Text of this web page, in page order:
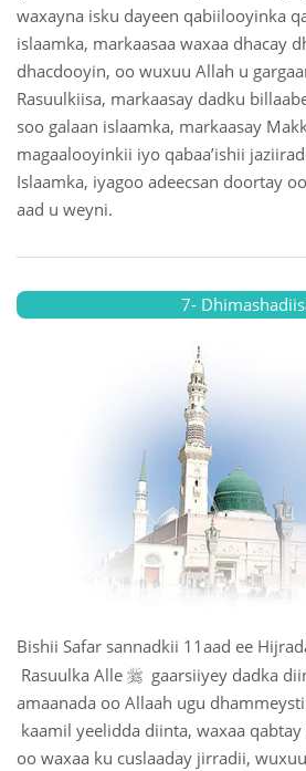
waxayna isku dayeen qabiilooyinka
islaamka, markaasaa waxaa dhacay
dhacdooyin, oo wuxuu Allah u
Rasuulkiisa, markaasay dadku
soo galaan islaamka, markaasay
magaalooyinkii iyo qabaa’ishii
Islaamka, iyagoo adeecsan doortay
aad u weyni.
7-
Bishii Safar sannadkii 11aad ee
Rasuulka Alle  gaarsiiyey dadka
amaanada oo Allaah ugu
kaamil yeelidda diinta, waxaa
oo waxaa ku cuslaaday jirradii,